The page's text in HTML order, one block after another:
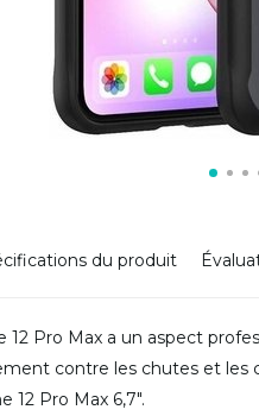
du produit
12 Pro Max a un aspect
contre les chutes et les
12 Pro Max 6,7".